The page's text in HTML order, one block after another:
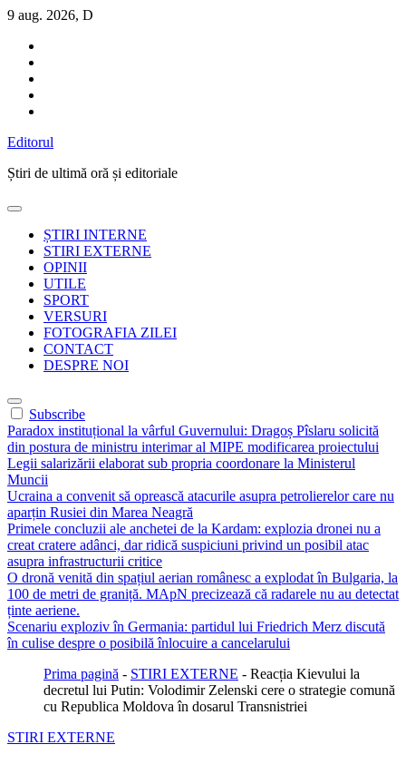
Sari
conținut
9 aug. 2026, D
Editorul
Știri de ultimă oră și editoriale
ȘTIRI INTERNE
STIRI EXTERNE
OPINII
UTILE
SPORT
VERSURI
FOTOGRAFIA ZILEI
CONTACT
DESPRE NOI
Subscribe
Paradox instituțional la vârful Guvernului: Dragoș Pîslaru solicită
din postura de ministru interimar al MIPE modificarea proiectului
Legii salarizării elaborat sub propria coordonare la Ministerul
Muncii
Ucraina a convenit să oprească atacurile asupra petrolierelor care nu
aparțin Rusiei din Marea Neagră
Primele concluzii ale anchetei de la Kardam: explozia dronei nu a
creat cratere adânci, dar ridică suspiciuni privind un posibil atac
asupra infrastructurii critice
O dronă venită din spațiul aerian românesc a explodat în Bulgaria, la
100 de metri de graniță. MApN precizează că radarele nu au detectat
ținte aeriene.
Scenariu exploziv în Germania: partidul lui Friedrich Merz discută
în culise despre o posibilă înlocuire a cancelarului
Prima pagină - STIRI EXTERNE - Reacția Kievului la
decretul lui Putin: Volodimir Zelenski cere o strategie comună
cu Republica Moldova în dosarul Transnistriei
STIRI EXTERNE